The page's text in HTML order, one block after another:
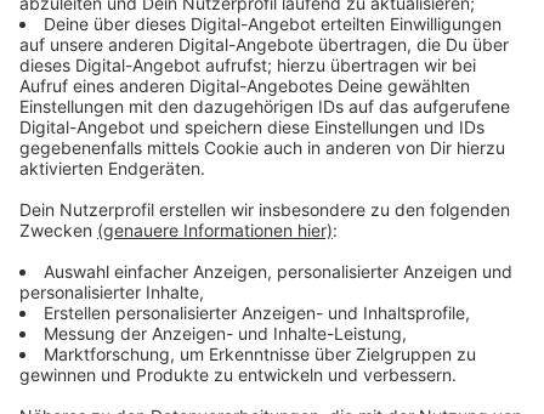
Der Japankäfer frisst Blätter, Blüten und Früchte von
über 400 Pflanzenarten. Seine Larven schädigen
zudem die Wurzeln im Boden. Ursprünglich stammt der
Käfer aus Asien und wurde 2014 erstmals in Europa
entdeckt. Inzwischen gibt es Funde nahe der
Schweizer Grenze, doch in Deutschland ist er bislang
Vorsichtsmaßnahmen für Reisende
Das Bundeslandwirtschaftsministerium bittet
Reisende, keine Pflanzen, Erde oder Samen aus dem
Urlaub mitzubringen – besonders aus Norditalien und
der Südschweiz. Wer Koffer, Auto und
Campingausrüstung kontrolliert, hilft mit, Natur und